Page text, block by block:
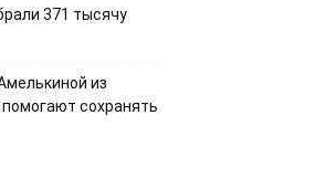
371 тысячу
из
сохранять